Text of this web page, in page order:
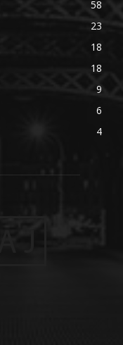
58
23
18
18
9
6
4